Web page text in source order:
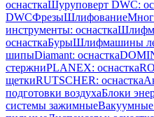
оснасткаШуруповерт DWC:
DWCФрезыШлифование
инструменты: оснастка
оснасткаБурыШлифмашины
шипыDiamant: оснастка
стержниPLANEX: оснастка
щеткиRUTSCHER: оснастка
подготовки воздухаБлоки
системы зажимныеВакуумные